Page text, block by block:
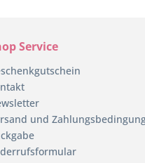
Service
und